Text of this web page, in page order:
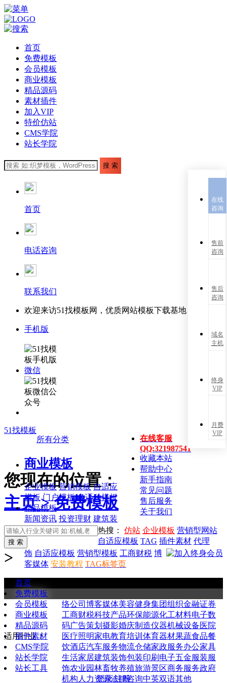
首页
免费模板
会员模板
商业模板
精品源码
素材插件
加入VIP
特价仿站
CMS学院
站长学院
首页
电话咨询
联系我们
欢迎来访51找模板网，优质网站模板下载基地！
手机版
微信
在线客服
QQ:321987541
收藏本站
帮助中心
新手指南
常见问题
售后服务
关于我们
51找模板
热搜： 仿站 企业模板 营销型网站
自适应模板 TAG 插件素材 代理
所有分类
商业模板
企业模板 营销模板 自适应
模板 门户模板 多语种模板
精品模板
新闻资讯 投资理财 建筑装
饰 自适应模板 营销型模板 工商财税 博
客媒体 安装教程 TAG标签页
首页
免费模板
会员模板
商业模板
精品源码
插件素材
CMS学院
站长学院
站长工具
登录/注册
您现在的位置：
主页 > 免费模板
>
免费专享优质源码
适用行业：
络公司 博客媒体美容健身集团组织金融证券
工商财税科技产品环保能源化工材料电子数
码广告策划 摄影婚庆制造仪器机械设备医院
医疗照明家电教育培训 体育器材果蔬食品餐
饮酒店汽车服务物流仓储家政服务办公家具
生活家居建筑装饰包装印刷 电子五金服装服
饰农业园林畜牧养殖旅游景区商务服务政府
机构人力资源法律咨询中英双语其他
在线
咨询
售前
咨询
售后
咨询
域名
主机
终身
VIP
月费
VIP